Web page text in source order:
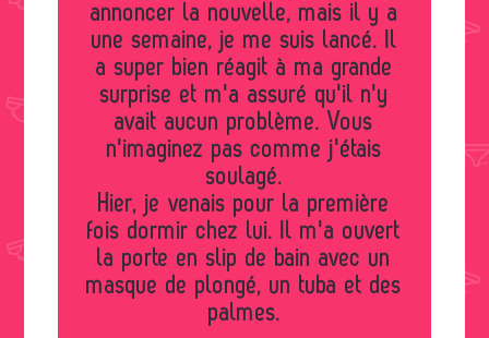
annoncer la nouvelle, mais il y a
une semaine, je me suis lancé. Il
a super bien réagit à ma grande
surprise et m'a assuré qu'il n'y
avait aucun problème. Vous
n'imaginez pas comme j'étais
soulagé.
Hier, je venais pour la première
fois dormir chez lui. Il m'a ouvert
la porte en slip de bain avec un
masque de plongé, un tuba et des
palmes.